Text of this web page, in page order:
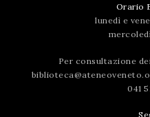
Orario
lunedì e
Per consultazione
041